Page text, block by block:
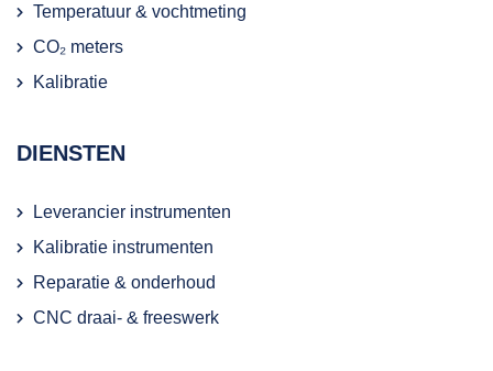
Temperatuur & vochtmeting
CO₂ meters
Kalibratie
DIENSTEN
Leverancier instrumenten
Kalibratie instrumenten
Reparatie & onderhoud
CNC draai- & freeswerk